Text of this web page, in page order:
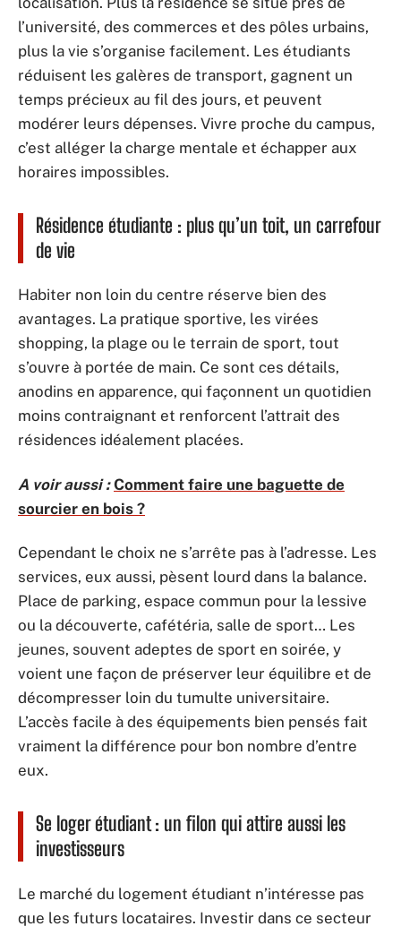
l’université, des commerces et des pôles urbains,
plus la vie s’organise facilement. Les étudiants
réduisent les galères de transport, gagnent un
temps précieux au fil des jours, et peuvent
modérer leurs dépenses. Vivre proche du campus,
c’est alléger la charge mentale et échapper aux
horaires impossibles.
Résidence étudiante : plus qu’un toit, un carrefour
de vie
Habiter non loin du centre réserve bien des
avantages. La pratique sportive, les virées
shopping, la plage ou le terrain de sport, tout
s’ouvre à portée de main. Ce sont ces détails,
anodins en apparence, qui façonnent un quotidien
moins contraignant et renforcent l’attrait des
résidences idéalement placées.
A voir aussi : Comment faire une baguette de
sourcier en bois ?
Cependant le choix ne s’arrête pas à l’adresse. Les
services, eux aussi, pèsent lourd dans la balance.
Place de parking, espace commun pour la lessive
ou la découverte, cafétéria, salle de sport… Les
jeunes, souvent adeptes de sport en soirée, y
voient une façon de préserver leur équilibre et de
décompresser loin du tumulte universitaire.
L’accès facile à des équipements bien pensés fait
vraiment la différence pour bon nombre d’entre
eux.
Se loger étudiant : un filon qui attire aussi les
investisseurs
Le marché du logement étudiant n’intéresse pas
que les futurs locataires. Investir dans ce secteur